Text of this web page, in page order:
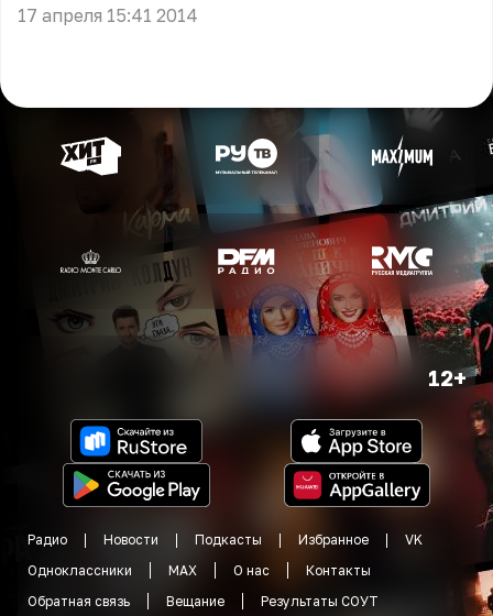
17 апреля 15:41 2014
12+
Радио Новости Подкасты Избранное
VK
Одноклассники
MAX О нас
Контакты
Обратная связь
Вещание Результаты СОУТ